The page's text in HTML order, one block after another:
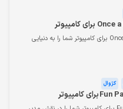
دانلود بازی Once a Pawn a King برای کامپیوتر شما را به دنیایی
کژوال